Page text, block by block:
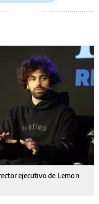
ejecutivo de Lemon